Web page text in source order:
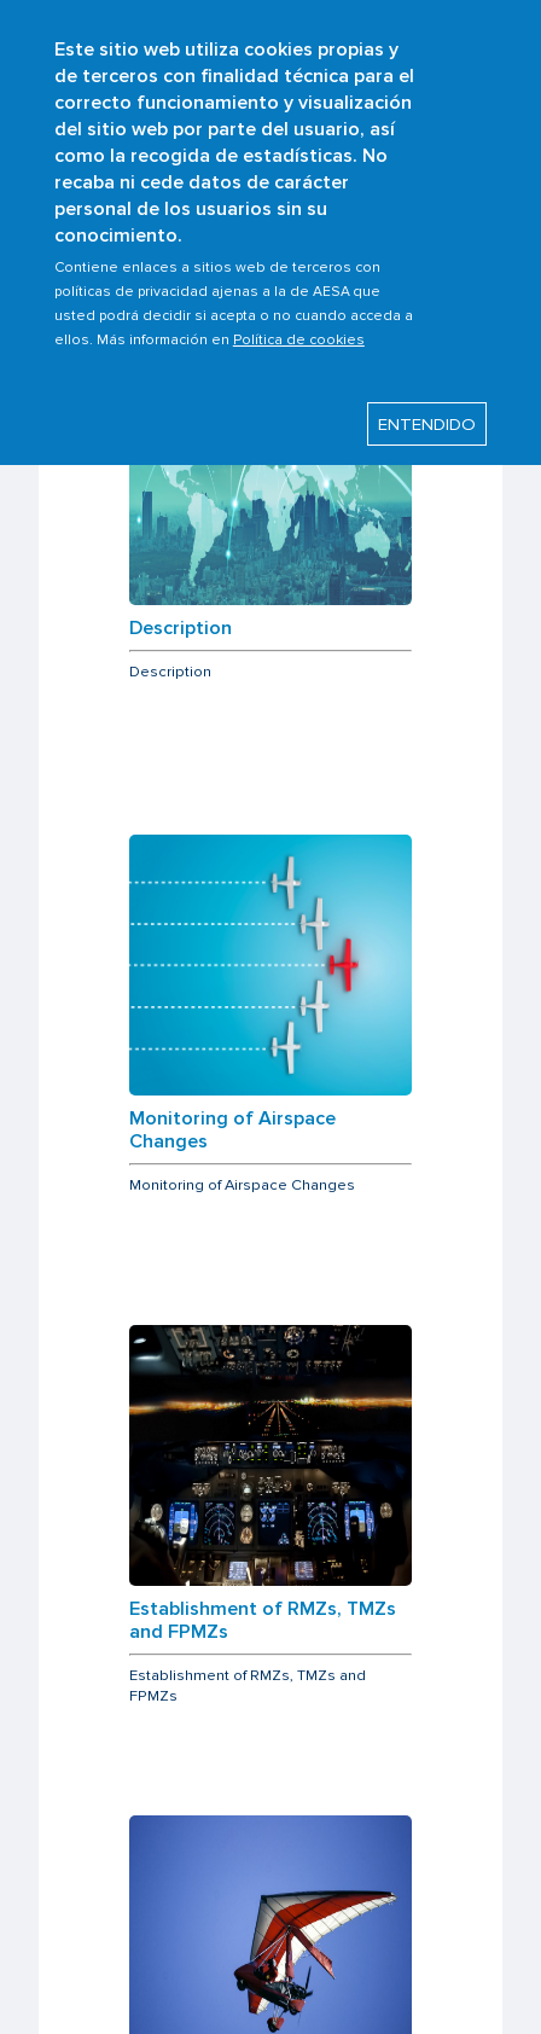
Este sitio web utiliza cookies propias y
de terceros con finalidad técnica para el
correcto funcionamiento y visualización
del sitio web por parte del usuario, así
como la recogida de estadísticas. No
recaba ni cede datos de carácter
personal de los usuarios sin su
conocimiento.
Contiene enlaces a sitios web de terceros con
políticas de privacidad ajenas a la de AESA que
usted podrá decidir si acepta o no cuando acceda a
ellos. Más información en Política de cookies
ENTENDIDO
Skip
to
main
content
Buscar
Breadcrumb
Home Scopes
Air navigation
Airspace
Airspace
Description
Description
Monitoring of Airspace
Changes
Monitoring of Airspace Changes
Establishment of RMZs, TMZs
and FPMZs
Establishment of RMZs, TMZs and
FPMZs